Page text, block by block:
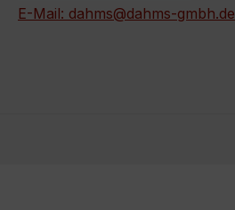
E-Mail: dahms@dahms-gmbh.de